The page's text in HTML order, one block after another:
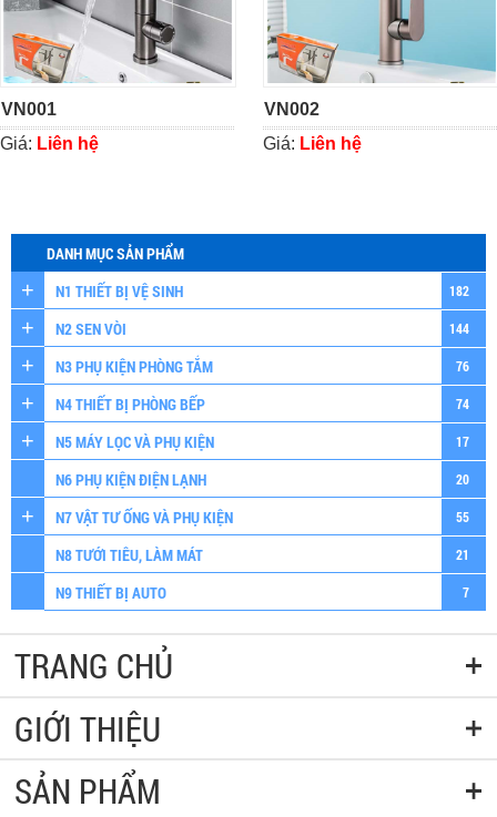
VN001
Giá: Liên hệ
VN002
Giá: Liên hệ
DANH MỤC SẢN PHẨM
N1 THIẾT BỊ VỆ SINH
182
N2 SEN VÒI 144
N3 PHỤ KIỆN PHÒNG TẮM 76
N4 THIẾT BỊ PHÒNG BẾP 74
N5 MÁY LỌC VÀ PHỤ KIỆN 17
N6 PHỤ KIỆN ĐIỆN LẠNH 20
N7 VẬT TƯ ỐNG VÀ PHỤ KIỆN 55
N8 TƯỚI TIÊU, LÀM MÁT 21
N9 THIẾT BỊ AUTO 7
TRANG CHỦ
GIỚI THIỆU
SẢN PHẨM